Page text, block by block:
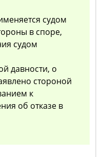
судом
в споре,
судом
давности, о
стороной
к
об отказе в